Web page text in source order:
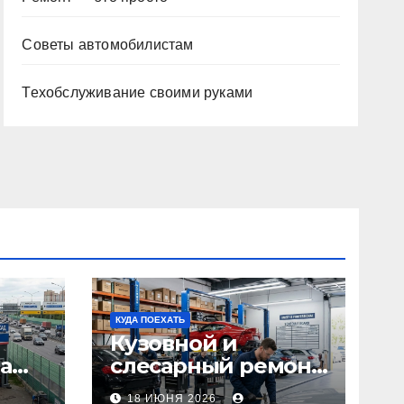
Советы автомобилистам
Техобслуживание своими руками
КУДА ПОЕХАТЬ
Кузовной и
слесарный ремонт
автомобилей:
18 ИЮНЯ 2026